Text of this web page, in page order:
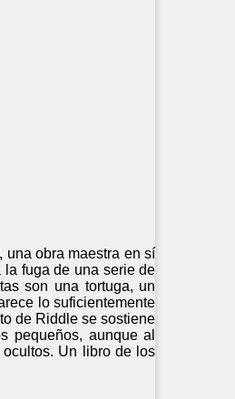
una obra maestra en sí
fuga de una serie de
son una tortuga, un
lo suficientemente
de Riddle se sostiene
pequeños, aunque al
Un libro de los